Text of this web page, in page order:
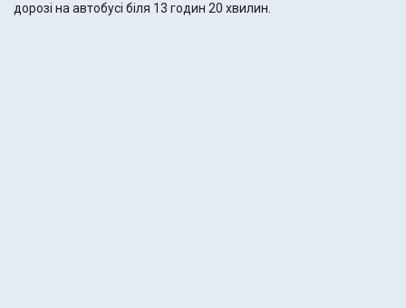
дорозі на автобусі біля 13 годин 20 хвилин.